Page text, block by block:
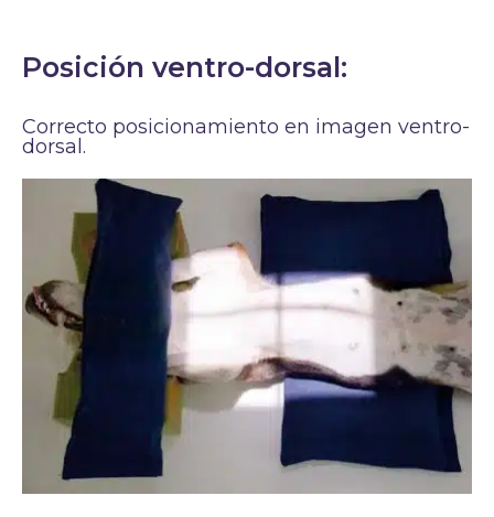
Posición ventro-dorsal:
Correcto posicionamiento en imagen ventro-
dorsal.